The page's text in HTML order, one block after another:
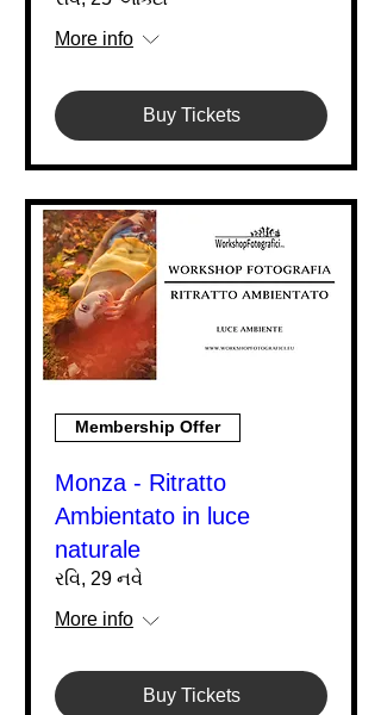
More info
Buy Tickets
Membership Offer
Monza - Ritratto
Ambientato in luce
naturale
રવિ, 29 નવે
More info
Buy Tickets